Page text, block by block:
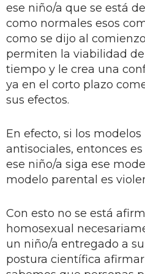
ese niño/a que se está
como normales esos
como se dijo al
permiten la viabilidad de
tiempo y le crea una
ya en el corto plazo
sus efectos.
En efecto, si los
antisociales, entonces
ese niño/a siga ese
modelo parental es
Con esto no se está
homosexual
un niño/a entregado a
postura científica